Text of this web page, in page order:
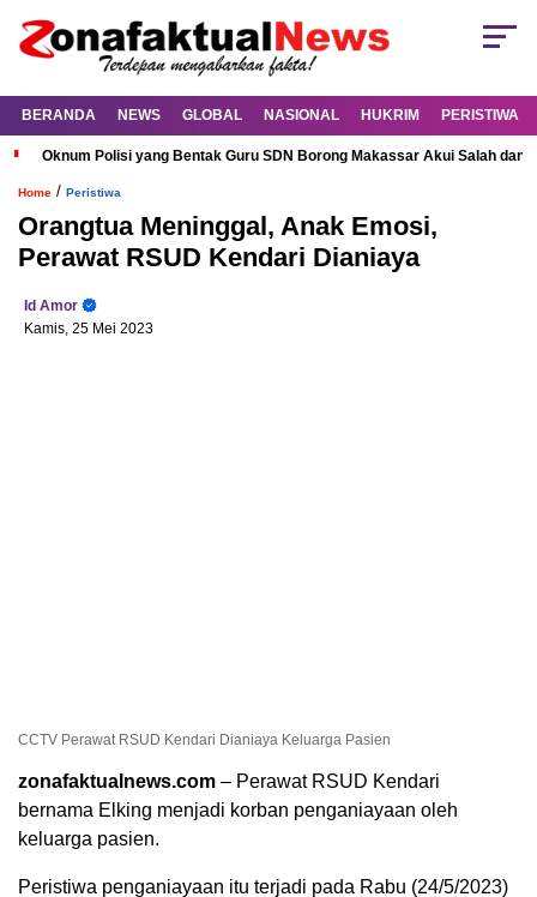
BERANDA NEWS GLOBAL NASIONAL HUKRIM PERISTIWA
Oknum Polisi yang Bentak Guru SDN Borong Makassar Akui Salah dan
Home / Peristiwa
Orangtua Meninggal, Anak Emosi,
Perawat RSUD Kendari Dianiaya
Id Amor
Kamis, 25 Mei 2023
CCTV Perawat RSUD Kendari Dianiaya Keluarga Pasien
zonafaktualnews.com – Perawat RSUD Kendari
bernama Elking menjadi korban penganiayaan oleh
keluarga pasien.
Peristiwa penganiayaan itu terjadi pada Rabu (24/5/2023)